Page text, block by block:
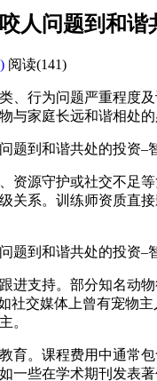
人问题到和谐
阅读(141)
、行为问题严重程度
与家庭长远和谐相处
资源守护或社交不足
关系。训练师资质直
进支持。部分知名动
社交媒体上曾有宠物
。
育。课程费用中通常
一些在学术期刊发表